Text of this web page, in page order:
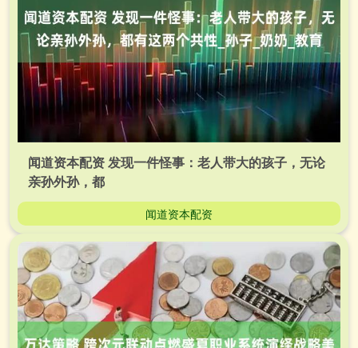
闻道资本配资 发现一件怪事：老人带大的孩子，无论
亲孙外孙，都
闻道资本配资